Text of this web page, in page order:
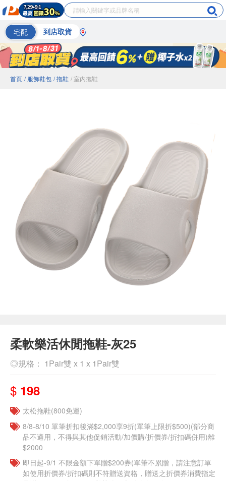
宅配 到店取貨
首頁 / 服飾鞋包 / 拖鞋 / 室內拖鞋
柔軟樂活休閒拖鞋-灰25
◎規格： 1Pair雙 x 1 x 1Pair雙
$ 198
太松拖鞋(800免運)
8/8-8/10 單筆折扣後滿$2,000享9折(單筆上限折$500)(部分商
品不適用，不得與其他促銷活動/加價購/折價券/折扣碼併用)離
$2000
即日起-9/1 不限金額下單贈$200券(單筆不累贈，請注意訂單
如使用折價券/折扣碼則不符贈送資格，贈送之折價券消費指定